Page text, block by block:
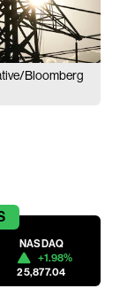
Bloomberg
NASDAQ
+1.98%
25,877.04